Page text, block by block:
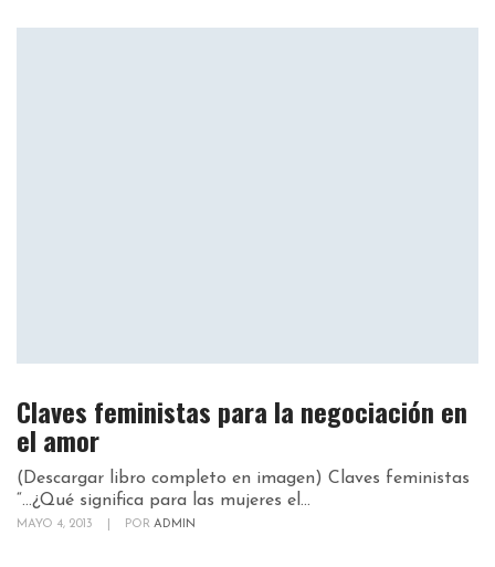
Claves feministas para la negociación en
el amor
(Descargar libro completo en imagen) Claves feministas
“…¿Qué significa para las mujeres el...
MAYO 4, 2013 POR ADMIN